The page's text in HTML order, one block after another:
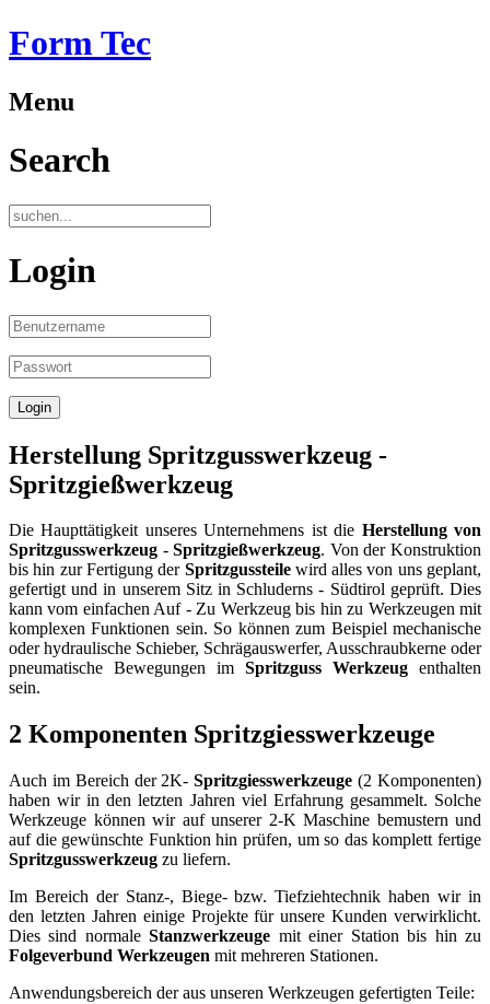
Form Tec
Menu
Search
Login
Herstellung Spritzgusswerkzeug -
Spritzgießwerkzeug
Die Haupttätigkeit unseres Unternehmens ist die Herstellung von
Spritzgusswerkzeug -Spritzgießwerkzeug. Von der Konstruktion
bis hin zur Fertigung der Spritzgussteilewird alles von uns geplant,
gefertigt und in unserem Sitz in Schluderns - Südtirol geprüft. Dies
kann vom einfachen Auf - Zu Werkzeug bis hin zu Werkzeugen mit
komplexen Funktionen sein. So können zum Beispiel mechanische
oder hydraulische Schieber, Schrägauswerfer, Ausschraubkerne oder
pneumatische Bewegungen im Spritzguss Werkzeug enthalten
sein.
2 Komponenten Spritzgiesswerkzeuge
Auch im Bereich der 2K-Spritzgiesswerkzeuge (2 Komponenten)
haben wir in den letzten Jahren viel Erfahrung gesammelt. Solche
Werkzeuge können wir auf unserer 2-K Maschine bemustern und
auf die gewünschte Funktion hin prüfen, um so das komplett fertige
Spritzgusswerkzeug zu liefern.
Im Bereich der Stanz-, Biege- bzw. Tiefziehtechnik haben wir in
den letzten Jahren einige Projekte für unsere Kunden verwirklicht.
Dies sind normaleStanzwerkzeuge mit einer Station bis hin zu
Folgeverbund Werkzeugen mit mehreren Stationen.
Anwendungsbereich der aus unseren Werkzeugen gefertigten Teile: